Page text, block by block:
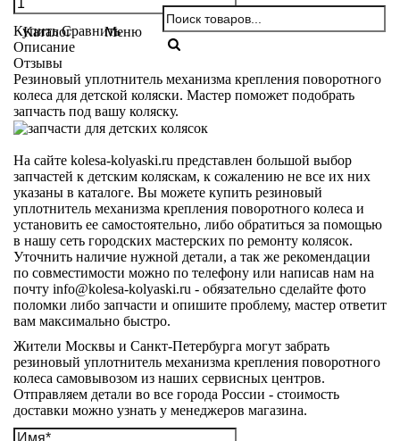
Каталог Меню
КупитьСравнить
Описание
Отзывы
Резиновый уплотнитель механизма крепления поворотного
колеса для детской коляски. Мастер поможет подобрать
запчасть под вашу коляску.
На сайте kolesa-kolyaski.ru представлен большой выбор
запчастей к детским коляскам, к сожалению не все их них
указаны в каталоге. Вы можете купить резиновый
уплотнитель механизма крепления поворотного колеса и
установить ее самостоятельно, либо обратиться за помощью
в нашу сеть городских мастерских по ремонту колясок.
Уточнить наличие нужной детали, а так же рекомендации
по совместимости можно по телефону или написав нам на
почту info@kolesa-kolyaski.ru - обязательно сделайте фото
поломки либо запчасти и опишите проблему, мастер ответит
вам максимально быстро.
Жители Москвы и Санкт-Петербурга могут забрать
резиновый уплотнитель механизма крепления поворотного
колеса самовывозом из наших сервисных центров.
Отправляем детали во все города России - стоимость
доставки можно узнать у менеджеров магазина.